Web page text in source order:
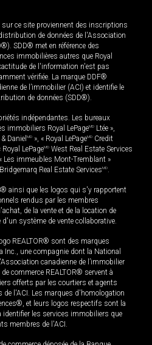
ce site proviennent des inscriptions
de données de l'Association
SDD® met en référence des
immobilières autres que Royal
de l'information n'est pas
vérifiée. La marque DDF®
de l’immobilier (ACI) et identifie le
de données (SDD®).
indépendantes. Les bureaux
immobiliers Royal LePageMD Ltée »,
Daniel MD », « Royal LePageMD Credit
Royal LePageMD West Real Estate Services
Les immeubles Mont-Tremblant »
Real Estate ServicesMD.
ainsi que les logos qui s'y rapportent
rendus par les membres
de la vente et de la location de
système de vente collaborative.
REALTOR® sont des marques
Inc., une compagnie dont la National
canadienne de l’immobilier
commerce REALTOR® servent à
offerts par les courtiers et agents
de l'ACI. Les marques d'homologation
et leurs logos respectifs sont la
identifier les services immobiliers que
membres de l'ACI.